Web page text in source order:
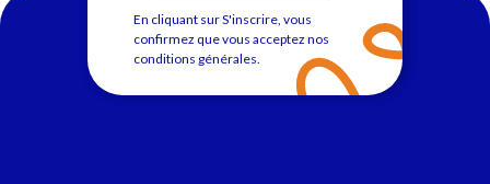
En cliquant sur S'inscrire, vous
confirmez que vous acceptez nos
conditions générales